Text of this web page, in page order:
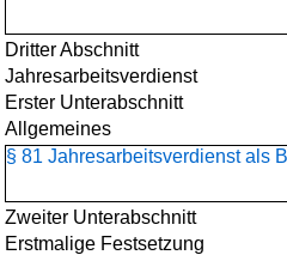
Dritter Abschnitt
Jahresarbeitsverdienst
Erster Unterabschnitt
Allgemeines
§ 81 Jahresarbeitsverdienst als
Zweiter Unterabschnitt
Erstmalige Festsetzung